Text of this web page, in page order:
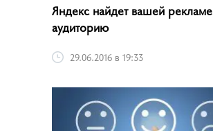
Яндекс найдет вашей рекламе
аудиторию
29.06.2016 в 19:33